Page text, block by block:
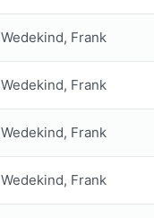
Wedekind, Frank
Wedekind, Frank
Wedekind, Frank
Wedekind, Frank